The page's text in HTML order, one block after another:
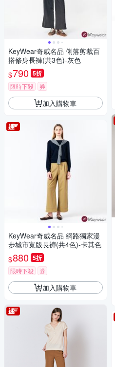
KeyWear奇威名品 俐落剪裁百
搭修身長褲(共3色)-灰色
$790 5折
限時下殺 券
加入購物車
KeyWear奇威名品 網路獨家漫
步城市寬版長褲(共4色)-卡其色
$880 5折
限時下殺 券
加入購物車